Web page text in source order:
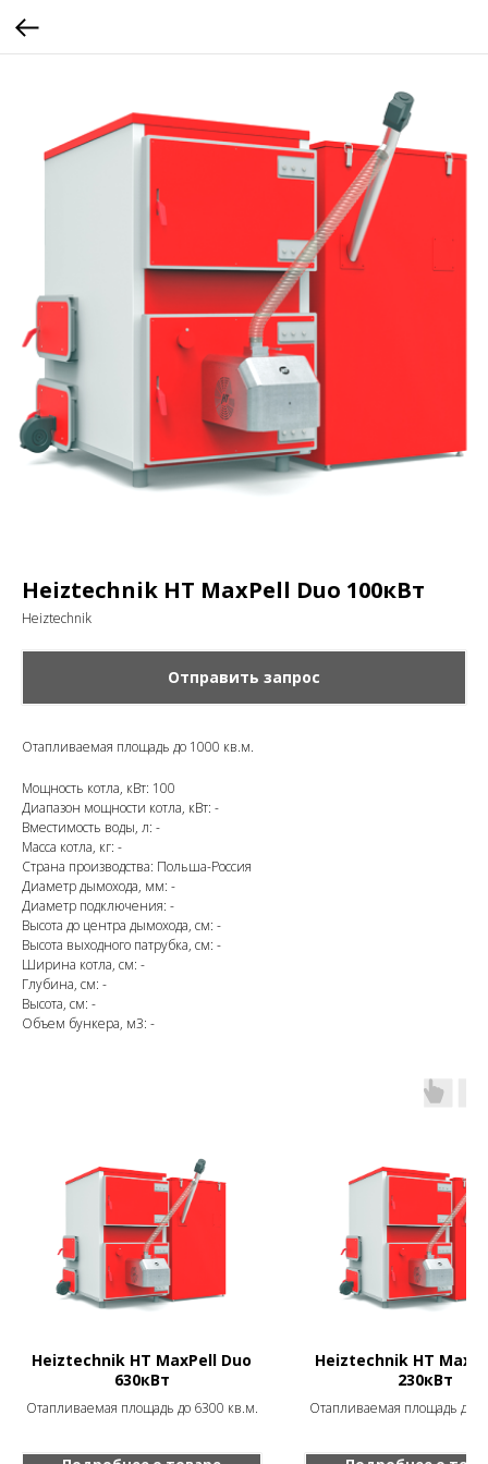
Heiztechnik HT MaxPell Duo 100кВт
Heiztechnik
Отправить запрос
Отапливаемая площадь до 1000 кв.м.
Мощность котла, кВт: 100
Диапазон мощности котла, кВт: -
Вместимость воды, л: -
Масса котла, кг: -
Страна производства: Польша-Россия
Диаметр дымохода, мм: -
Диаметр подключения: -
Высота до центра дымохода, см: -
Высота выходного патрубка, см: -
Ширина котла, см: -
Глубина, см: -
Высота, см: -
Объем бункера, м3: -
Heiztechnik HT MaxPell Duo
630кВт
Отапливаемая площадь до 6300 кв.м.
Heiztechnik HT
230кВт
Отапливаемая площадь до